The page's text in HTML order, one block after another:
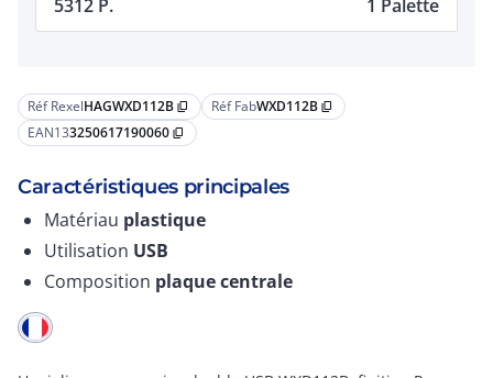
Réf RexelHAGWXD112B content_copy Réf FabWXD112B content_copy
EAN133250617190060 content_copy
Caractéristiques principales
Matériau plastique
Utilisation USB
Composition plaque centrale
5312 P. 1 Palette